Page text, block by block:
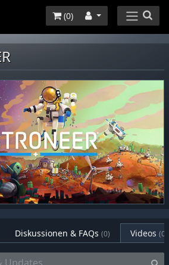
(0)
Diskussionen & FAQs (0) Videos (0)